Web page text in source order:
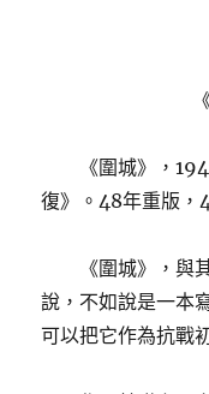
《圍城》，
復》。48年重版，
《圍城》，與
說，不如說是一本
可以把它作為抗戰